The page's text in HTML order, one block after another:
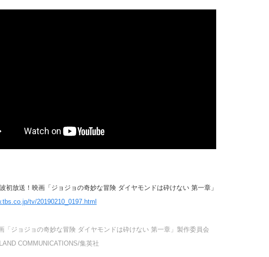
初放送！映画「ジョジョの奇妙な冒険 ダイヤモンドは砕けない 第一章」
tv/20190210_0197.html
「ジョジョの奇妙な冒険 ダイヤモンドは砕けない 第一章」製作委員会
COMMUNICATIONS/集英社